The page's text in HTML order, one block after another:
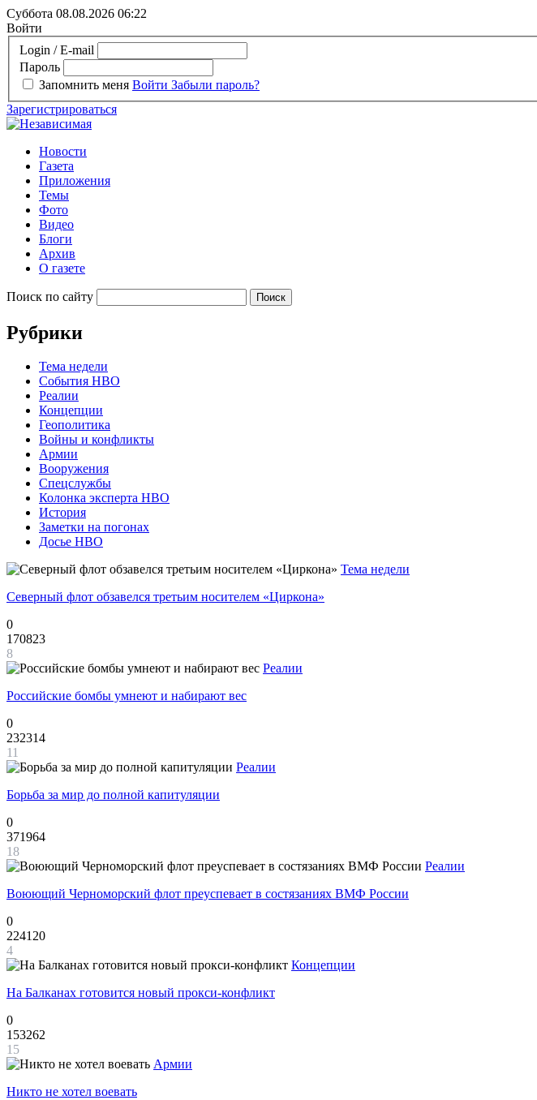
Суббота 08.08.2026 06:22
Войти
Login / E-mail
Пароль
Запомнить меня Войти Забыли пароль?
Зарегистрироваться
Новости
Газета
Приложения
Темы
Фото
Видео
Блоги
Архив
О газете
Поиск по сайту
Рубрики
Тема недели
События НВО
Реалии
Концепции
Геополитика
Войны и конфликты
Армии
Вооружения
Спецслужбы
Колонка эксперта НВО
История
Заметки на погонах
Досье НВО
Тема недели
Северный флот обзавелся третьим носителем «Циркона»
0
170823
8
Реалии
Российские бомбы умнеют и набирают вес
0
232314
11
Реалии
Борьба за мир до полной капитуляции
0
371964
18
Реалии
Воюющий Черноморский флот преуспевает в состязаниях ВМФ России
0
224120
4
Концепции
На Балканах готовится новый прокси-конфликт
0
153262
15
Армии
Никто не хотел воевать